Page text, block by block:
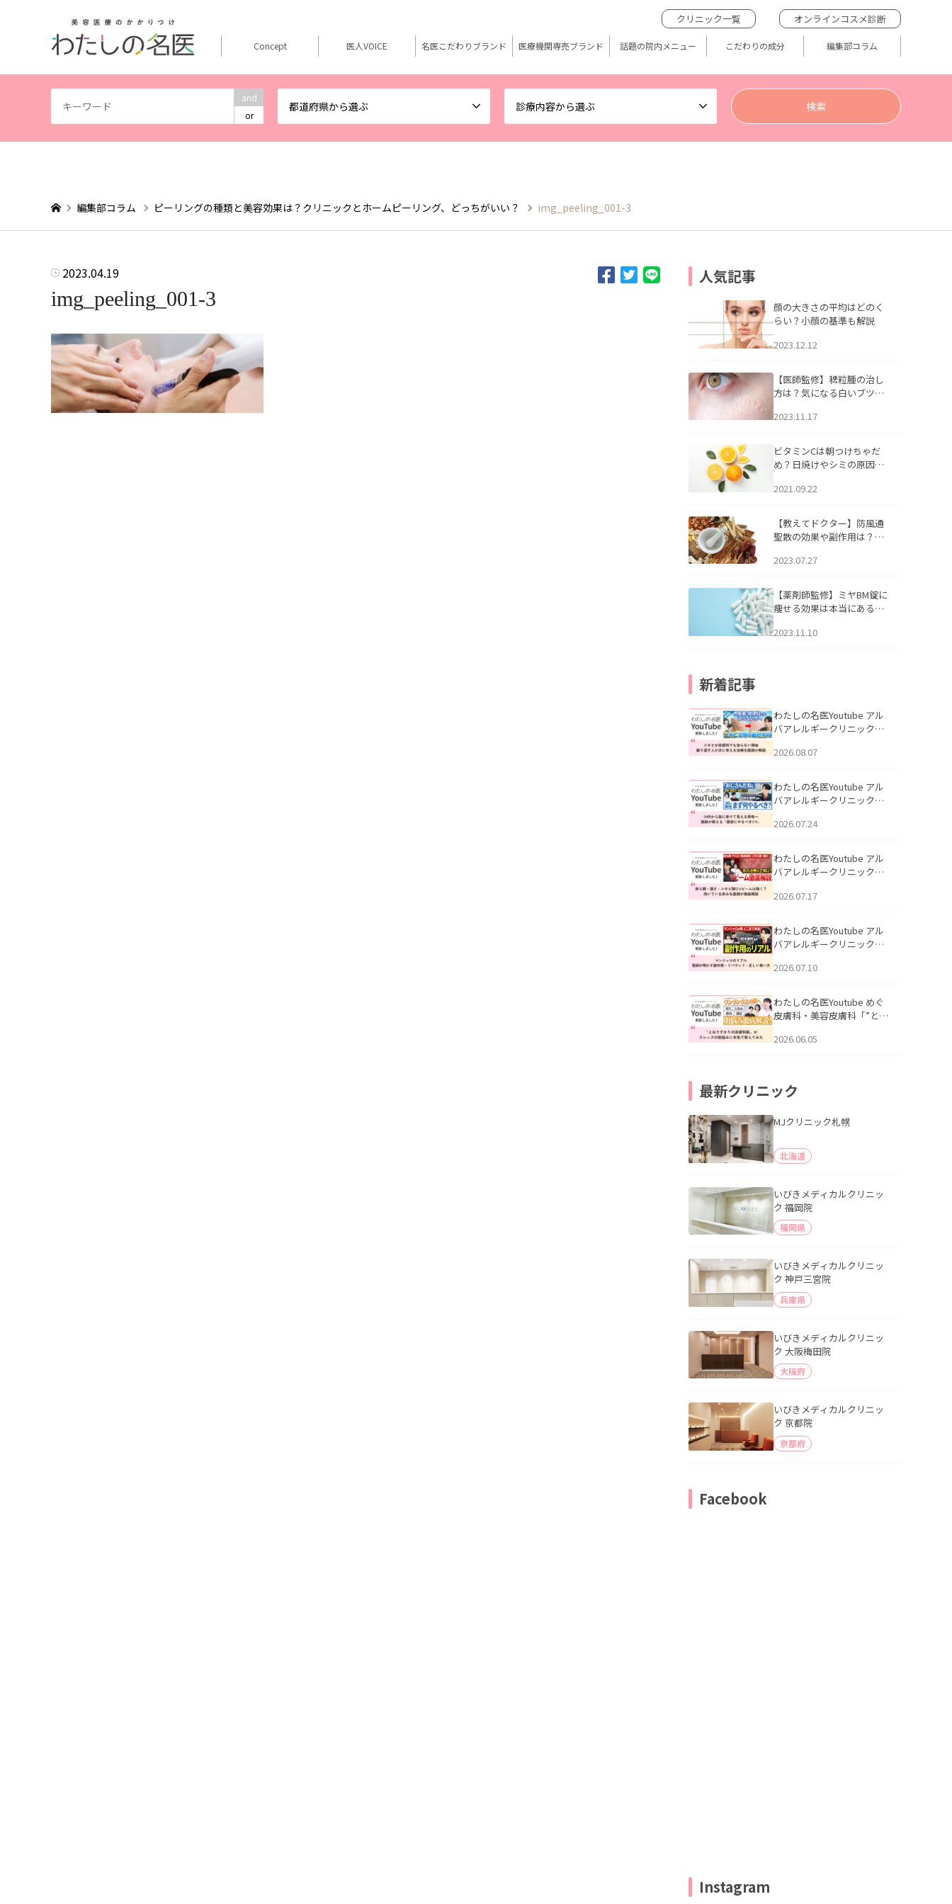
and
or
都道府県から選ぶ 診療内容から選ぶ
クリニック一覧 オンラインコスメ診断
Concept 医人VOICE 名医こだわりブランド 医療機関専売ブランド 話題の院内メニュー こだわりの成分 編集部コラム
編集部コラム ピーリングの種類と美容効果は？クリニックとホームピーリング、どっちがいい？ img_peeling_001-3
2023.04.19
img_peeling_001-3
人気記事
顔の大きさの平均はどのく
らい？小顔の基準も解説
2023.12.12
【医師監修】稗粒腫の治し
方は？気になる白いブツブ
アについて
2023.11.17
ビタミンCは朝つけちゃだ
め？日焼けやシミの原因に
2021.09.22
【教えてドクター】防風通
聖散の効果や副作用は？長
2023.07.27
【薬剤師監修】ミヤBM錠に
痩せる効果は本当にある
2023.11.10
新着記事
わたしの名医Youtube アル
バアレルギークリニック札
らない理由｜繰り返す人が
説」を公開いたしました。
2026.08.07
わたしの名医Youtube アル
バアレルギークリニック札
える男性へ｜医師が教える
公開いたしました。
2026.07.24
わたしの名医Youtube アル
バアレルギークリニック札
跡にVビームは効く？向いて
説」を公開いたしました。
2026.07.17
わたしの名医Youtube アル
バアレルギークリニック札
医師が明かす副作用・リバ
公開いたしました。
2026.07.10
わたしの名医Youtube めぐ
皮膚科・美容皮膚科「”とお
ッズの肌悩みに本気で答え
2026.06.05
最新クリニック
MJクリニック札幌
北海道
いびきメディカルクリニッ
ク 福岡院
福岡県
いびきメディカルクリニッ
ク 神戸三宮院
兵庫県
いびきメディカルクリニッ
ク 大阪梅田院
大阪府
いびきメディカルクリニッ
ク 京都院
京都府
Facebook
Instagram